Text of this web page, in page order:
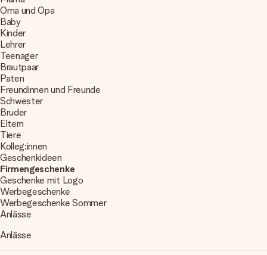
Oma und Opa
Baby
Kinder
Lehrer
Teenager
Brautpaar
Paten
Freundinnen und Freunde
Schwester
Bruder
Eltern
Tiere
Kolleg:innen
Geschenkideen
Firmengeschenke
Geschenke mit Logo
Werbegeschenke
Werbegeschenke Sommer
Anlässe
Anlässe